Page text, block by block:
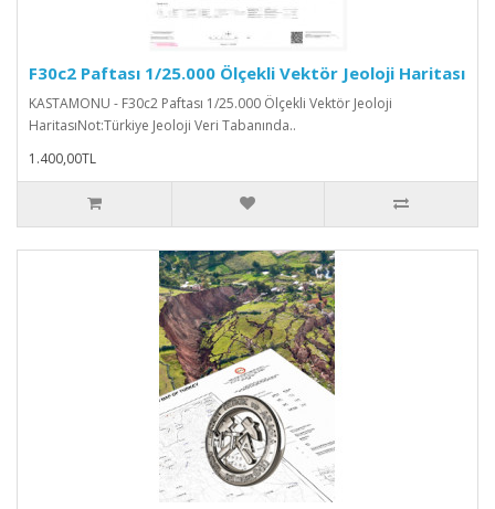
F30c2 Paftası 1/25.000 Ölçekli Vektör Jeoloji Haritası
KASTAMONU - F30c2 Paftası 1/25.000 Ölçekli Vektör Jeoloji
HaritasıNot:Türkiye Jeoloji Veri Tabanında..
1.400,00TL